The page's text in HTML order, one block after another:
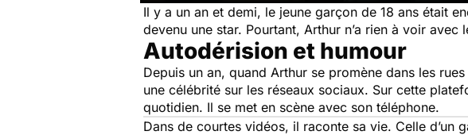
Il y a un an et demi, le jeune garçon de 18 ans était
devenu une star. Pourtant, Arthur n’a rien à voir
Autodérision et humour
Depuis un an, quand Arthur se promène dans les
une célébrité sur les réseaux sociaux. Sur cette
quotidien. Il se met en scène avec son téléphone.
Dans de courtes vidéos, il raconte sa vie. Celle d’un